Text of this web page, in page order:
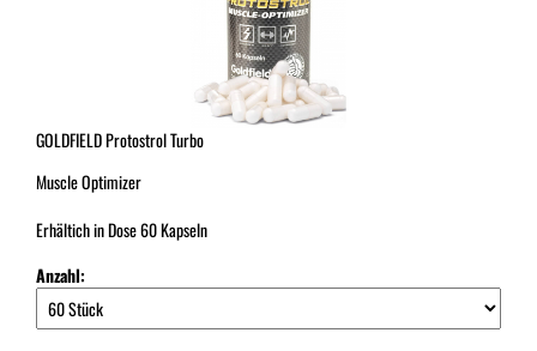
GOLDFIELD Protostrol Turbo
Muscle Optimizer
Erhältich in Dose 60 Kapseln
Anzahl: